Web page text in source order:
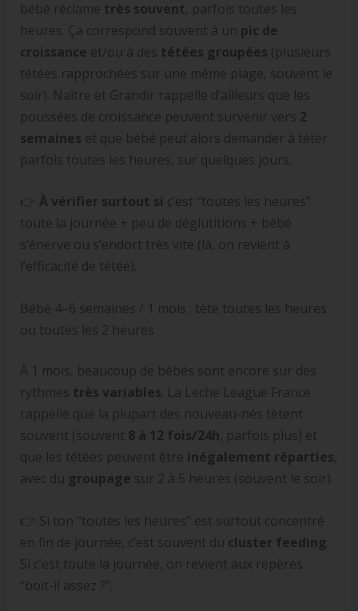
bébé réclame très souvent , parfois toutes les
heures. Ça correspond souvent à un pic de
croissance et/ou à des tétées groupées (plusieurs
tétées rapprochées sur une même plage, souvent le
soir). Naître et Grandir rappelle d’ailleurs que les
poussées de croissance peuvent survenir vers 2
semaines et que bébé peut alors demander à téter
parfois toutes les heures, sur quelques jours.
👉 À vérifier surtout si c’est “toutes les heures”
toute la journée + peu de déglutitions + bébé
s’énerve ou s’endort très vite (là, on revient à
l’efficacité de tétée).
Bébé 4–6 semaines / 1 mois : tète toutes les heures
ou toutes les 2 heures
À 1 mois, beaucoup de bébés sont encore sur des
rythmes très variables. La Leche League France
rappelle que la plupart des nouveau-nés tètent
souvent (souvent 8 à 12 fois/24h , parfois plus) et
que les tétées peuvent être inégalement réparties
avec du groupage sur 2 à 5 heures (souvent le soir).
👉 Si ton “toutes les heures” est surtout concentré
en fin de journée, c’est souvent du cluster feeding.
Si c’est toute la journée, on revient aux repères
“boit-il assez ?”.